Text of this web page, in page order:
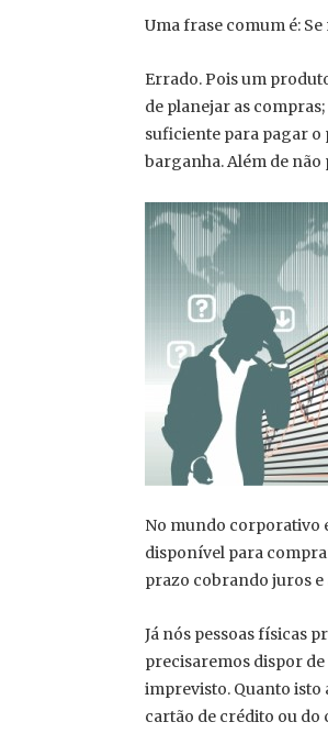
Uma frase comum é:
Errado. Pois um
de planejar as
suficiente para pagar o
barganha. Além de
No mundo corporativo
disponível para
prazo cobrando juros e
Já nós pessoas físicas
precisaremos dispor
imprevisto. Quanto isto
cartão de crédito ou do